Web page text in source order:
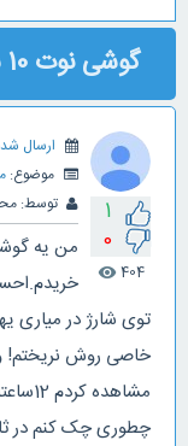
گوشی نوت 10 شیاومی
1
0
404
visibility
ارسال
موضوع:
توسط:
توی شارژ در میاری
خاصی روش نریختم!
چطوری چک کنم در